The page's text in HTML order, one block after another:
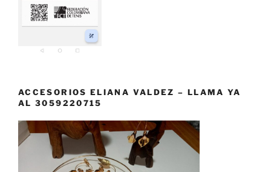
ACCESORIOS ELIANA VALDEZ – LLAMA YA
AL 3059220715